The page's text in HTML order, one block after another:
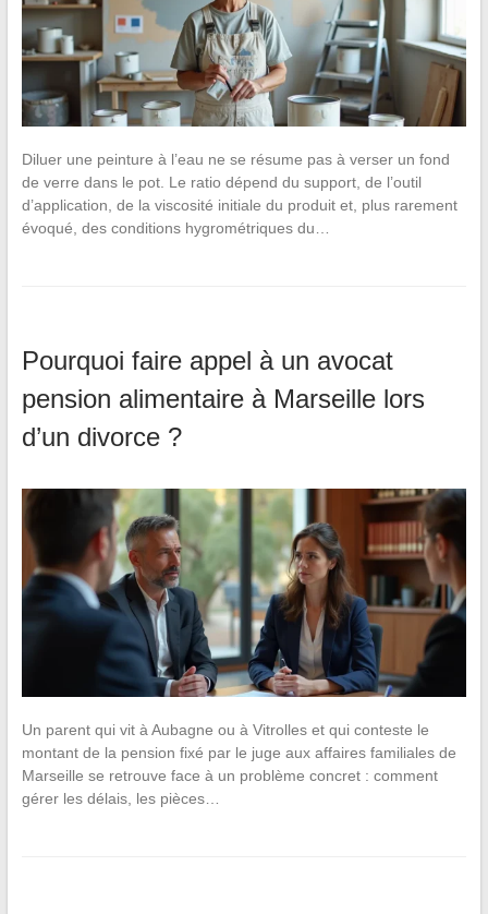
Diluer une peinture à l’eau ne se résume pas à verser un fond
de verre dans le pot. Le ratio dépend du support, de l’outil
d’application, de la viscosité initiale du produit et, plus rarement
évoqué, des conditions hygrométriques du…
Pourquoi faire appel à un avocat
pension alimentaire à Marseille lors
d’un divorce ?
Un parent qui vit à Aubagne ou à Vitrolles et qui conteste le
montant de la pension fixé par le juge aux affaires familiales de
Marseille se retrouve face à un problème concret : comment
gérer les délais, les pièces…